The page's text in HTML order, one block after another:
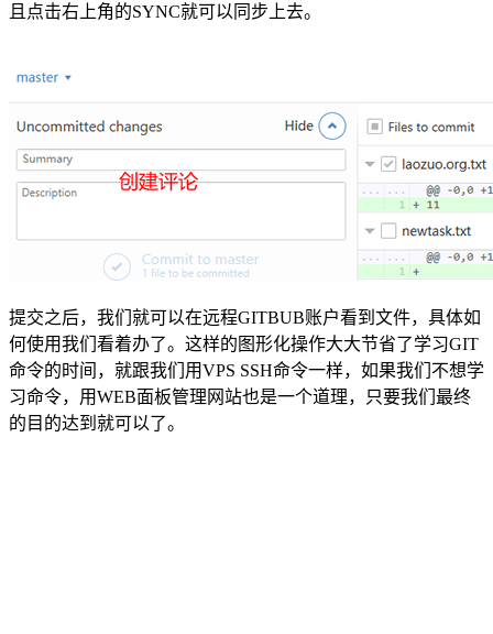
且点击右上角的SYNC就可以同步上去。
提交之后，我们就可以在远程GITBUB账户看到文件，具体如
何使用我们看着办了。这样的图形化操作大大节省了学习GIT
命令的时间，就跟我们用VPS SSH命令一样，如果我们不想学
习命令，用WEB面板管理网站也是一个道理，只要我们最终
的目的达到就可以了。